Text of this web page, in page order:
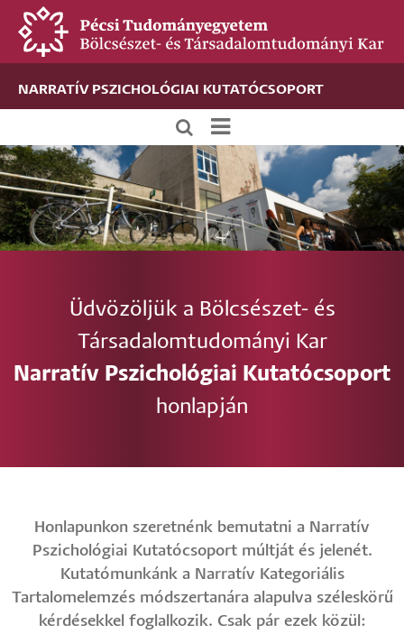
Ugrás
tartalomra
NARRATÍV PSZICHOLÓGIAI KUTATÓCSOPORT
Új
alportál
menü
Üdvözöljük a Bölcsészet- és
Társadalomtudományi Kar
Narratív Pszichológiai Kutatócsoport
honlapján
Honlapunkon szeretnénk bemutatni a Narratív
Pszichológiai Kutatócsoport múltját és jelenét.
Kutatómunkánk a Narratív Kategoriális
Tartalomelemzés módszertanára alapulva széleskörű
kérdésekkel foglalkozik. Csak pár ezek közül: